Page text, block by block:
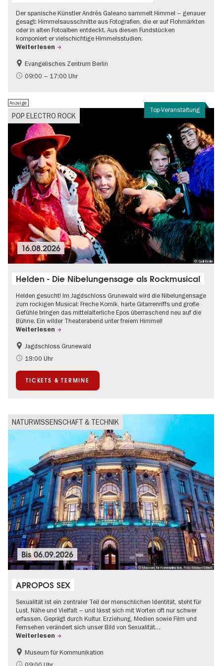
Der spanische Künstler Andrés Galeano sammelt Himmel – genauer
gesagt: Himmelsausschnitte aus Fotografien, die er auf Flohmärkten
oder in alten Fotoalben entdeckt. Aus diesen Fundstücken
komponiert er vielschichtige Himmelsstudien.
Weiterlesen
Gratis
Evangelisches Zentrum Berlin
09:00 – 17:00 Uhr
Top-Veranstaltung
POP ELECTRO ROCK
Anzeige
© Galli Berlin
16.08.2026
Helden - Die Nibelungensage als Rockmusical
Helden gesucht! Im Jagdschloss Grunewald wird die Nibelungensage
zum rockigen Musical: Freche Komik, harte Gitarrenriffs und große
Gefühle bringen das mittelalterliche Epos überraschend neu auf die
Bühne. Ein wilder Theaterabend unter freiem Himmel!
Weiterlesen
Barrierefrei
Im Grünen
Open Air
Schlösser & Gärten
Jagdschloss Grunewald
18:00 Uhr
TICKETS & TERMINE
NATURWISSENSCHAFT & TECHNIK
© Museum für Kommunikation, Foto Michael Erhart
Bis06.09.2026
APROPOS SEX
Sexualität ist ein zentraler Teil der menschlichen Identität, steht für
Lust, Nähe und Vielfalt – und lässt sich mit Worten oft nur schwer
erfassen. Geprägt durch Kultur, Erziehung, Medien sowie Film und
Fernsehen verändert sich unser Bild von Sexualität…
Weiterlesen
Politik & Gesellschaft
Teenager
Museum für Kommunikation